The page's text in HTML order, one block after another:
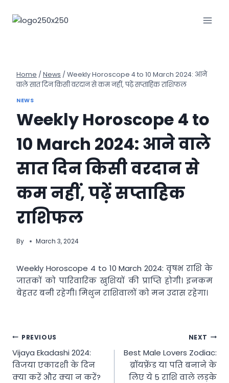
Home / News / Weekly Horoscope 4 to 10 March 2024: आने
वाले सात दिन किसी वरदान से कम नहीं, पढ़ें सप्ताहिक राशिफल
NEWS
Weekly Horoscope 4 to
10 March 2024: आने वाले
सात दिन किसी वरदान से
कम नहीं, पढ़ें सप्ताहिक
राशिफल
By March 3, 2024
Weekly Horoscope 4 to 10 March 2024: वृषभ राशि के
जातकों को पारिवारिक खुशियों की प्राप्ति होगी। इनकम
बेहतर बनी रहेगी। मिथुन राशिवालों को मन उदास रहेगा।
Post
navigation
PREVIOUS
Vijaya Ekadashi 2024:
विजया एकादशी के दिन
क्या करें और क्या न करें?
NEXT
Best Male Lovers Zodiac:
ब्रॉयफ्रेंड या पति बनाने के
लिए ये 5 राशि वाले लड़के